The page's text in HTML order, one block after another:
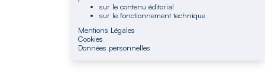
sur le contenu éditorial
sur le fonctionnement technique
Mentions Légales
Cookies
Données personnelles